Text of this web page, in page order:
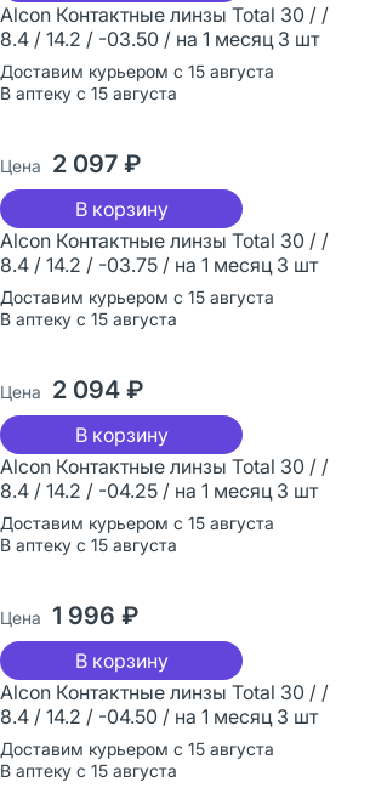
Alcon Контактные линзы Total 30 / /
8.4 / 14.2 / -03.50 / на 1 месяц 3 шт
Доставим курьером с 15 августа
В аптеку с 15 августа
Цена 2 097 ₽
В корзину
Alcon Контактные линзы Total 30 / /
8.4 / 14.2 / -03.75 / на 1 месяц 3 шт
Доставим курьером с 15 августа
В аптеку с 15 августа
Цена 2 094 ₽
В корзину
Alcon Контактные линзы Total 30 / /
8.4 / 14.2 / -04.25 / на 1 месяц 3 шт
Доставим курьером с 15 августа
В аптеку с 15 августа
Цена 1 996 ₽
В корзину
Alcon Контактные линзы Total 30 / /
8.4 / 14.2 / -04.50 / на 1 месяц 3 шт
Доставим курьером с 15 августа
В аптеку с 15 августа